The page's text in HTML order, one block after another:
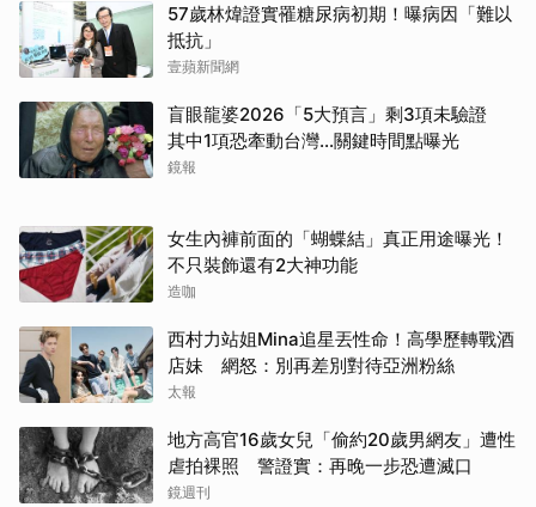
57歲林煒證實罹糖尿病初期！曝病因「難以
抵抗」
壹蘋新聞網
盲眼龍婆2026「5大預言」剩3項未驗證
其中1項恐牽動台灣...關鍵時間點曝光
鏡報
女生內褲前面的「蝴蝶結」真正用途曝光！
不只裝飾還有2大神功能
造咖
西村力站姐Mina追星丟性命！高學歷轉戰酒
店妹 網怒：別再差別對待亞洲粉絲
太報
地方高官16歲女兒「偷約20歲男網友」遭性
虐拍裸照 警證實：再晚一步恐遭滅口
鏡週刊